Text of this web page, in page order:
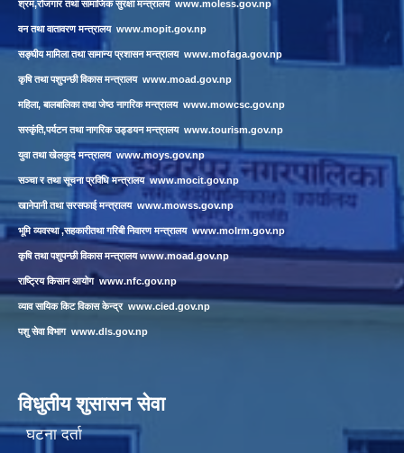
श्रम,रोजगार तथा सामाजिक सुरक्षा मन्त्रालय www.moless.gov.np
वन तथा वातावरण मन्त्रालय www.mopit.gov.np
सङ्घीय मामिला तथा सामान्य प्रशासन मन्त्रालय www.mofaga.gov.np
कृषि तथा पशुपन्छी विकास मन्त्रालय www.moad.gov.np
महिला, बालबालिका तथा जेष्ठ नागरिक मन्त्रालय www.mowcsc.gov.np
सस्कृंति,पर्यटन तथा नागरिक उड्डयन मन्त्रालय www.tourism.gov.np
युवा तथा खेलकुद मन्त्रालय www.moys.gov.np
सञ्चा र तथा सूचना प्रविधि मन्त्रालय www.mocit.gov.np
खानेपानी तथा सरसफाई मन्त्रालय www.mowss.gov.np
भूमि व्यवस्था ,सहकारीतथा गरिबी निवारण मन्त्रालय www.molrm.gov.np
कृषि तथा पशुपन्छी विकास मन्त्रालयwww.moad.gov.np
राष्ट्रिय किसान आयोग www.nfc.gov.np
व्याव सायिक किट विकास केन्द्र www.cied.gov.np
पशु सेवा विभाग www.dls.gov.np
विधुतीय शुसासन सेवा
घटना दर्ता